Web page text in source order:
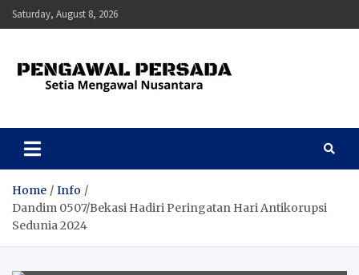
Skip
to
Saturday, August 8, 2026
Pengawal Persada
Home
Info
Dandim 0507/Bekasi Hadiri Peringatan Hari Antikorupsi
Sedunia 2024